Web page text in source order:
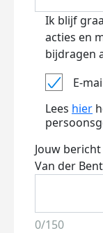
Ik blijf
acties en
bijdragen
E-
Lees hier
Jouw
Van der
0/150